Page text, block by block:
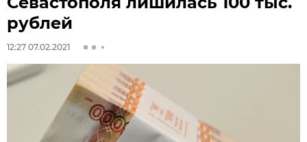
рублей
12:27 07.02.2021